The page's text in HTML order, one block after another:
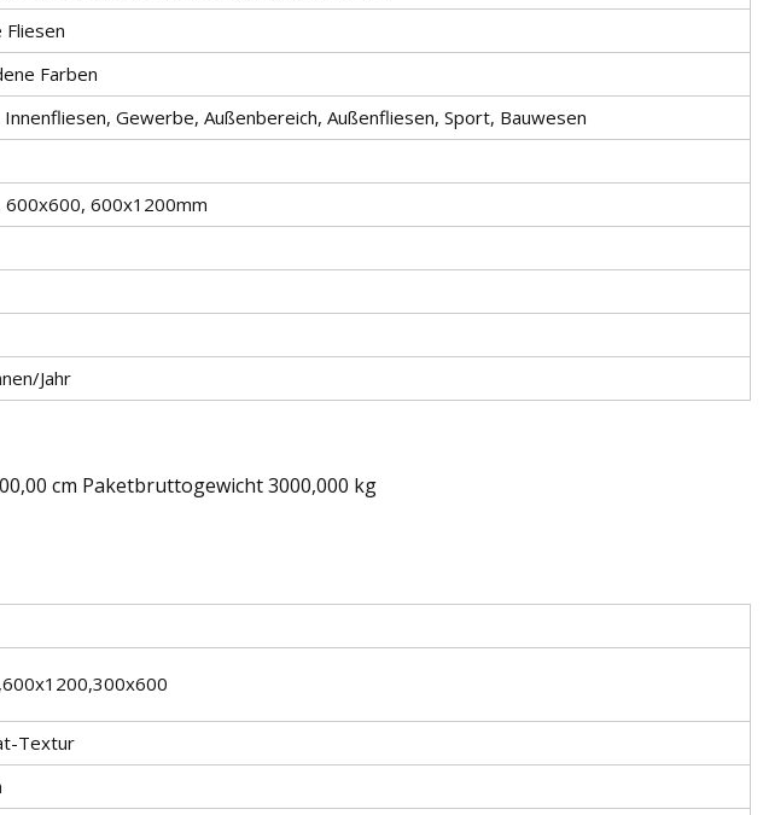
Farben
Innenfliesen, Gewerbe, Außenbereich, Außenfliesen, Sport, Bauwesen
600x600, 600x1200mm
Jahr
cm Paketbruttogewicht 3000,000 kg
Textur